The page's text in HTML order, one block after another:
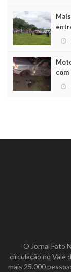
O Jornal Fato
circulação no Vale
mais 25.000